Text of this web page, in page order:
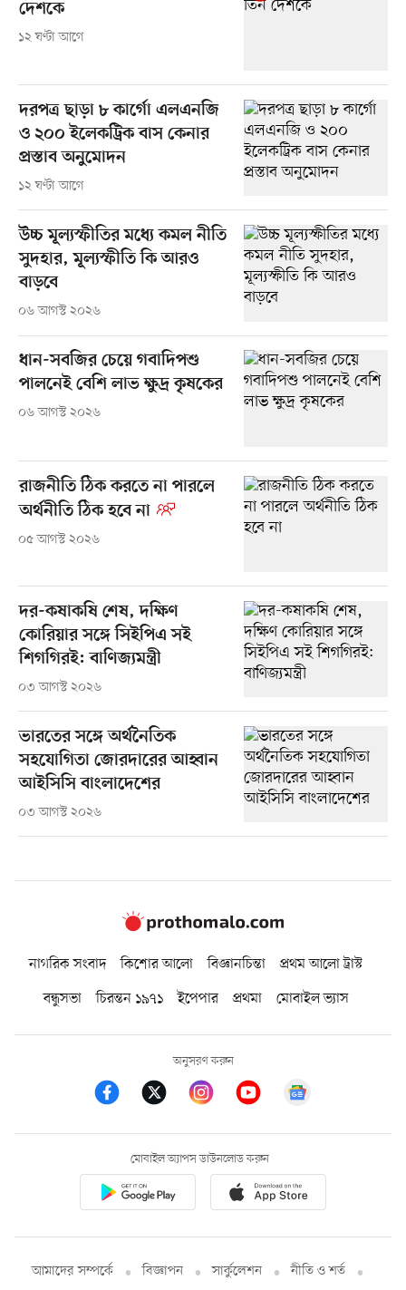
দেশকে
১২ ঘণ্টা আগে
দরপত্র ছাড়া ৮ কার্গো এলএনজি
ও ২০০ ইলেকট্রিক বাস কেনার
প্রস্তাব অনুমোদন
১২ ঘণ্টা আগে
উচ্চ মূল্যস্ফীতির মধ্যে কমল নীতি
সুদহার, মূল্যস্ফীতি কি আরও
বাড়বে
০৬ আগস্ট ২০২৬
ধান-সবজির চেয়ে গবাদিপশু
পালনেই বেশি লাভ ক্ষুদ্র কৃষকের
০৬ আগস্ট ২০২৬
রাজনীতি ঠিক করতে না পারলে
অর্থনীতি ঠিক হবে না
০৫ আগস্ট ২০২৬
দর-কষাকষি শেষ, দক্ষিণ
কোরিয়ার সঙ্গে সিইপিএ সই
শিগগিরই: বাণিজ্যমন্ত্রী
০৩ আগস্ট ২০২৬
ভারতের সঙ্গে অর্থনৈতিক
সহযোগিতা জোরদারের আহ্বান
আইসিসি বাংলাদেশের
০৩ আগস্ট ২০২৬
নাগরিক সংবাদ কিশোর আলো বিজ্ঞানচিন্তা
প্রথম আলো ট্রাস্ট
বন্ধুসভা
চিরন্তন ১৯৭১ ইপেপার প্রথমা মোবাইল ভ্যাস
অনুসরণ করুন
মোবাইল অ্যাপস ডাউনলোড করুন
আমাদের সম্পর্কে বিজ্ঞাপন সার্কুলেশন নীতি ও শর্ত